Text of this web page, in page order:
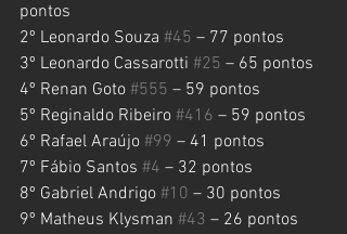
pontos
2º Leonardo Souza #45 – 77 pontos
3º Leonardo Cassarotti #25 – 65 pontos
4º Renan Goto #555 – 59 pontos
5º Reginaldo Ribeiro #416 – 59 pontos
6º Rafael Araújo #99 – 41 pontos
7º Fábio Santos #4 – 32 pontos
8º Gabriel Andrigo #10 – 30 pontos
9º Matheus Klysman #43 – 26 pontos